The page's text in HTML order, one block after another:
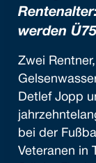
werden
Zwei
Detlef Jopp
bei der
Veteranen in